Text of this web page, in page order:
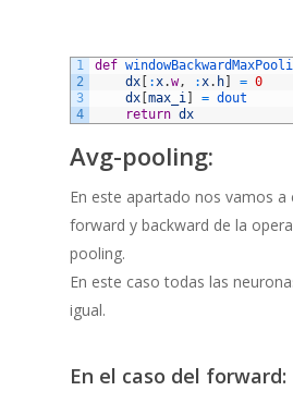
1
2
3
4
def
dx
:x.w, :x. h = 0
dx max_i = dout
return dx
Avg-pooling:
En este apartado nos vamos a
forward y backward de la
pooling.
En este caso todas las
igual.
En el caso del forward: